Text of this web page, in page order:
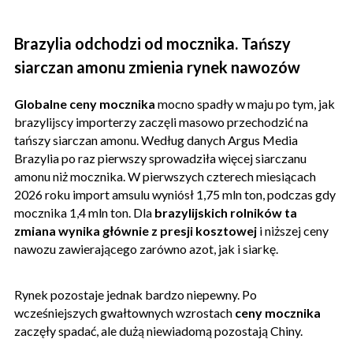
Brazylia odchodzi od mocznika. Tańszy
siarczan amonu zmienia rynek nawozów
Globalne ceny mocznika mocno spadły w maju po tym, jak
brazylijscy importerzy zaczęli masowo przechodzić na
tańszy siarczan amonu. Według danych Argus Media
Brazylia po raz pierwszy sprowadziła więcej siarczanu
amonu niż mocznika. W pierwszych czterech miesiącach
2026 roku import amsulu wyniósł 1,75 mln ton, podczas gdy
mocznika 1,4 mln ton. Dla brazylijskich rolników ta
zmiana wynika głównie z presji kosztowej i niższej ceny
nawozu zawierającego zarówno azot, jak i siarkę.
Rynek pozostaje jednak bardzo niepewny. Po
wcześniejszych gwałtownych wzrostach ceny mocznika
zaczęły spadać, ale dużą niewiadomą pozostają Chiny.